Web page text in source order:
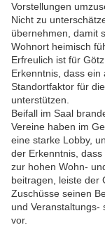
Vorstellungen
Nicht zu
übernehmen, damit
Wohnort heimisch
Erfreulich ist für
Erkenntnis, dass ein
Standortfaktor für
unterstützen.
Beifall im Saal
Vereine haben im
eine starke Lobby,
der Erkenntnis,
zur hohen Wohn-
beitragen, leiste der
Zuschüsse seinen
und Veranstaltungs-
vor.